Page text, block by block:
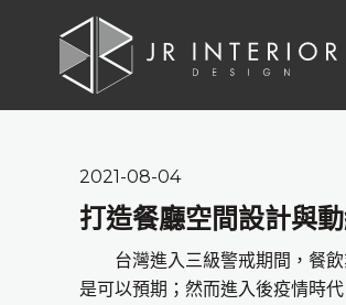
2021-08-04
打造餐廳空間設計與
台灣進入三級警戒期間，餐飲
是可以預期；然而進入後疫情時